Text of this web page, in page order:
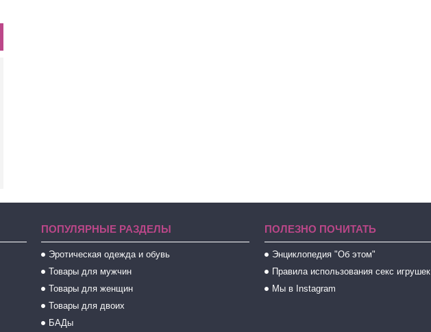
ПОПУЛЯРНЫЕ РАЗДЕЛЫ
Эротическая одежда и обувь
Товары для мужчин
Товары для женщин
Товары для двоих
БАДы
ПОЛЕЗНО ПОЧИТАТЬ
Энциклопедия "Об этом"
Правила использования секс игрушек
Мы в Instagram